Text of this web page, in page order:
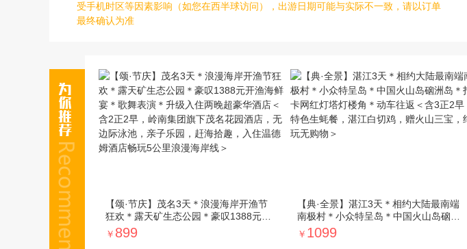
受手机时区等因素影响（如您在西半球访问），出游日期可能与实际不一致，请以订单
最终确认为准
【颂·节庆】茂名3天＊浪漫海岸开渔节
狂欢＊露天矿生态公园＊豪叹1388元开
渔海鲜宴＊歌舞表演＊升级入住两晚超
豪华酒店＜含2正2早，岭南集团旗下茂
￥ 899
【典·全景】湛江3天＊相约大陆最南端
南极村＊小众特呈岛＊中国火山岛硇洲
岛＊打卡网红灯塔灯楼角＊动车往返＜
含3正2早，特色生蚝餐，湛江白切鸡，
￥ 1099